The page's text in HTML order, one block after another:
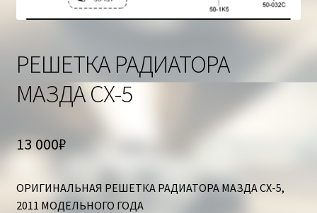
РЕШЕТКА РАДИАТОРА
МАЗДА СХ-5
13 000₽
ОРИГИНАЛЬНАЯ РЕШЕТКА РАДИАТОРА МАЗДА СХ-5,
2011 МОДЕЛЬНОГО ГОДА